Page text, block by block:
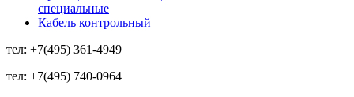
специальные
Кабель контрольный
тел: +7(495) 361-4949
тел: +7(495) 740-0964